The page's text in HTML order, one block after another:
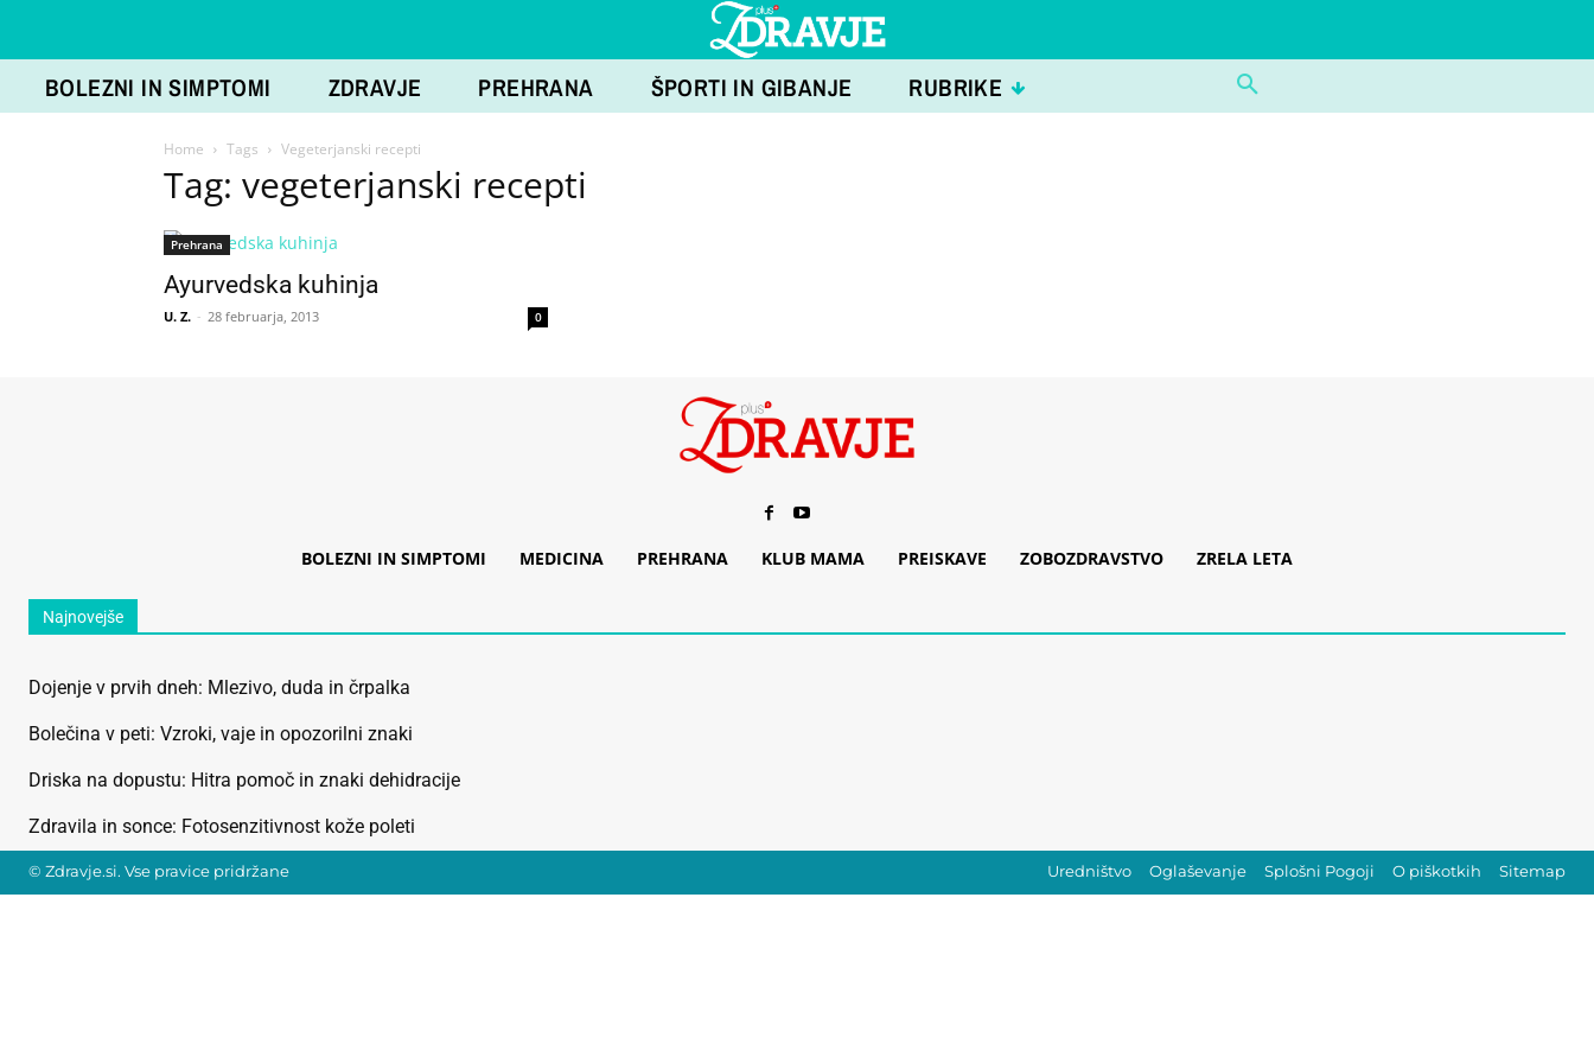
BOLEZNI IN SIMPTOMI ZDRAVJE PREHRANA ŠPORTI IN GIBANJE RUBRIKE
Home Tags Vegeterjanski recepti
Tag: vegeterjanski recepti
Prehrana
Ayurvedska kuhinja
U. Z. - 28 februarja, 2013 0
BOLEZNI IN SIMPTOMI MEDICINA PREHRANA KLUB MAMA PREISKAVE ZOBOZDRAVSTVO ZRELA LETA
Najnovejše
Dojenje v prvih dneh: Mlezivo, duda in črpalka
Bolečina v peti: Vzroki, vaje in opozorilni znaki
Driska na dopustu: Hitra pomoč in znaki dehidracije
Zdravila in sonce: Fotosenzitivnost kože poleti
© Zdravje.si. Vse pravice pridržane Uredništvo Oglaševanje Splošni Pogoji O piškotkih Sitemap